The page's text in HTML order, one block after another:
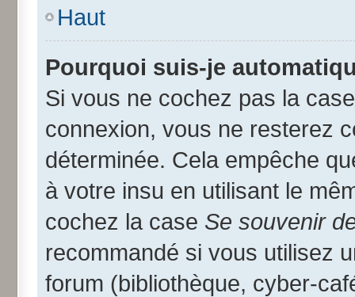
Haut
Pourquoi suis-je
Si vous ne cochez pas la
connexion, vous ne resterez
déterminée. Cela empêche
à votre insu en utilisant le
cochez la case Se souvenir
recommandé si vous utilisez
forum (bibliothèque, cyber-